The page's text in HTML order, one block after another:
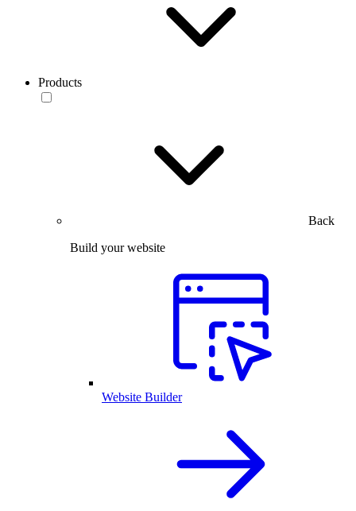
Products
Back
Build your website
Website Builder